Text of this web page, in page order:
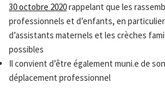
30 octobre 2020rappelant que les
professionnels et d’enfants, en
d’assistants maternels et les crèches
possibles
Il convient d’être également muni.e de
déplacement professionnel